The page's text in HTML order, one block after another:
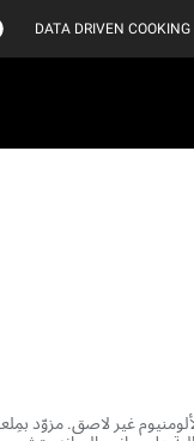
DATA DRIVEN COOKING
غير لاصق. مزوّد